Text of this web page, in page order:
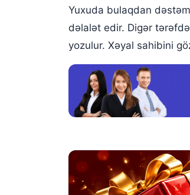
Yuxuda bulaqdan
dəlalət edir. Digər
yozulur. Xəyal sahibini